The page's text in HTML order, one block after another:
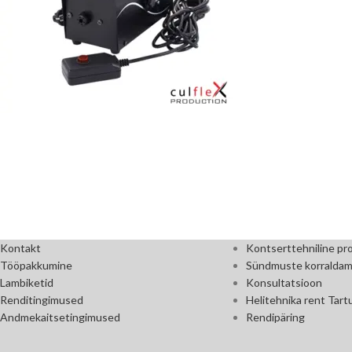
Kontakt
Tööpakkumine
Lambiketid
Renditingimused
Andmekaitsetingimused
Kontserttehniline
Sündmuste
Konsultatsioon
Helitehnika rent
Rendipäring